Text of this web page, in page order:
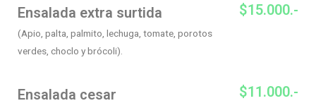
Ensalada extra surtida
(Apio, palta, palmito, lechuga, tomate, porotos
verdes, choclo y brócoli).
$15.000.-
Ensalada cesar $11.000.-